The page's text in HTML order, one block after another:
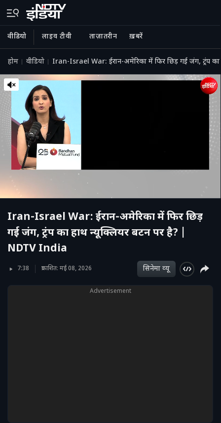
वीडियो लाइव टीवी ताज़ातरीन ख़बरें
होम वीडियो Iran-Israel War: ईरान-अमेरिका में फिर छिड़ गई जंग, ट्रंप
Iran-Israel War: ईरान-अमेरिका में फिर छिड़
गई जंग, ट्रंप का हाथ न्यूक्लियर बटन पर है? |
NDTV India
7:38 प्रकाशित: मई 08, 2026 सिनेमा व्‍यू
Advertisement